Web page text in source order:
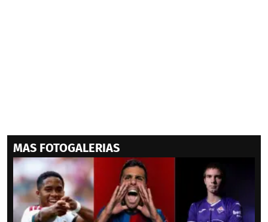
MAS FOTOGALERIAS